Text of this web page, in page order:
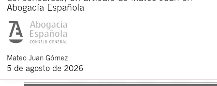
Abogacía Española
Mateo Juan Gómez
5 de agosto de 2026